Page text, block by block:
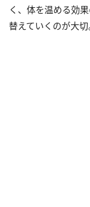
く、体を温める効
替えていくのが大切